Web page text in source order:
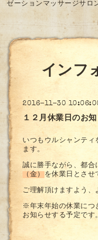
ゼーションマッサージサロ
インフ
2016-11-30
１２月休業日のお
いつもウルシャンティ
ます。
誠に勝手ながら、都合
（金） を休業日とさせ
ご理解頂けますよう、
※年末年始の休業につ
お知らせする予定です